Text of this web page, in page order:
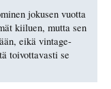
jokusen vuotta
kiiluen, mutta sen
eikä vintage-
toivottavasti se